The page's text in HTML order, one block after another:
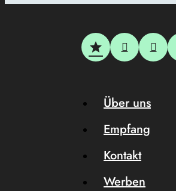
Über uns
Empfang
Kontakt
Werben